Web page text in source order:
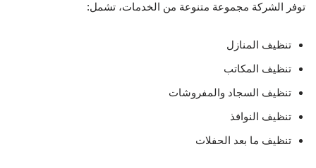
توفر الشركة مجموعة متنوعة من الخدمات، تشمل:
تنظيف المنازل
تنظيف المكاتب
تنظيف السجاد والمفروشات
تنظيف النوافذ
تنظيف ما بعد الحفلات